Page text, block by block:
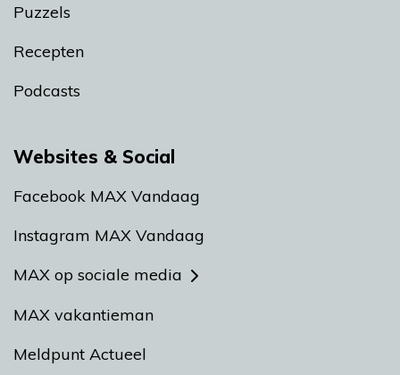
Puzzels
Recepten
Podcasts
Websites & Social
Facebook MAX Vandaag
Instagram MAX Vandaag
MAX op sociale media
MAX vakantieman
Meldpunt Actueel